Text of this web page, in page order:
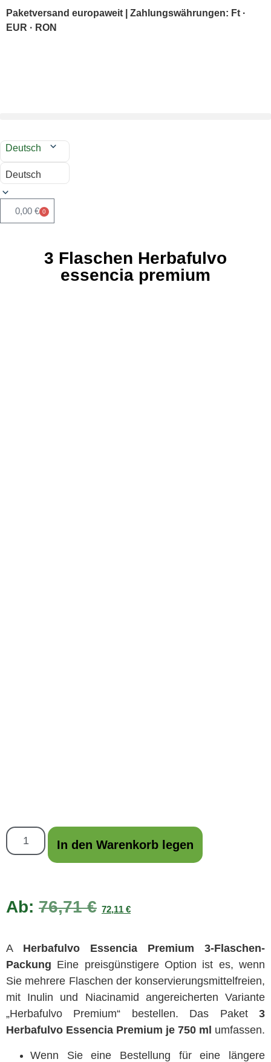
Paketversand europaweit | Zahlungswährungen: Ft ·
EUR · RON
Deutsch
Deutsch
0,00 € 0
3 Flaschen Herbafulvo
essencia premium
In den Warenkorb legen
Ab: 76,71€ 72,11 €
A Herbafulvo Essencia Premium 3-Flaschen-
Packung Eine preisgünstigere Option ist es, wenn
Sie mehrere Flaschen der konservierungsmittelfreien,
mit Inulin und Niacinamid angereicherten Variante
„Herbafulvo Premium“ bestellen. Das Paket 3
Herbafulvo Essencia Premium je 750 ml umfassen.
Wenn Sie eine Bestellung für eine längere